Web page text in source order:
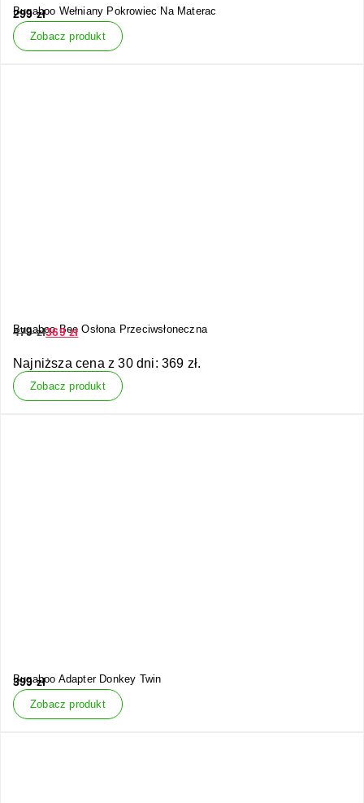
Bugaboo Wełniany Pokrowiec Na Materac
299zł
Zobacz produkt
Bugaboo Bee Osłona Przeciwsłoneczna
479zł369zł
Najniższa cena z 30 dni: 369 zł.
Zobacz produkt
Bugaboo Adapter Donkey Twin
399zł
Zobacz produkt